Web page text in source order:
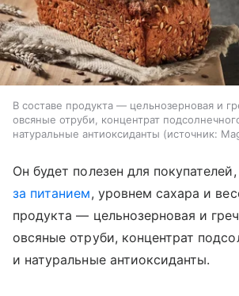
В составе продукта — цельнозерновая и
овсяные отруби, концентрат
натуральные антиоксиданты
источник:
Он будет полезен для
за питанием, уровнем сахара и
продукта — цельнозерновая и
овсяные отруби, концентрат
и натуральные антиоксиданты.